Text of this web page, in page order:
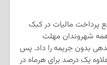
پرداخت مالیات در کبک
شهروندان مهلت
بدون جریمه را داد. پس
یک درصد برای هرماه در